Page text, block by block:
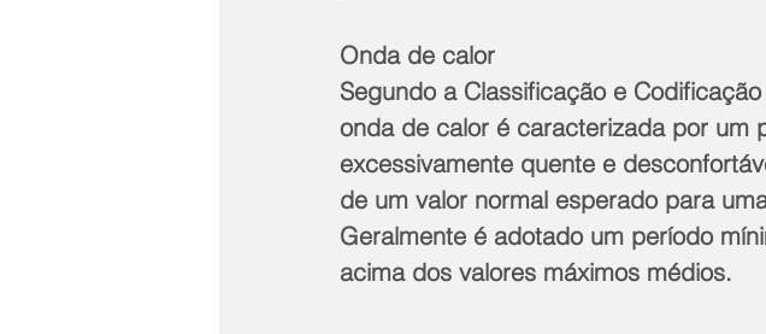
Onda de calor
Segundo a Classificação e
onda de calor é caracterizada por
excessivamente quente e
de um valor normal esperado para
Geralmente é adotado um período
acima dos valores máximos médios.